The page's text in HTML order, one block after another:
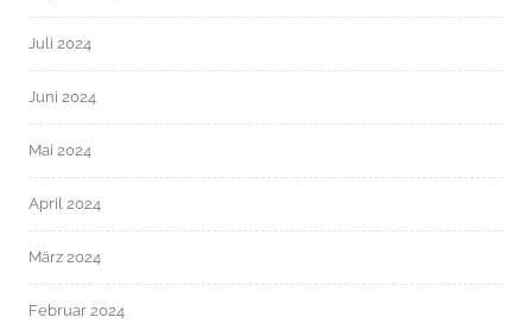
Juli 2024
Juni 2024
Mai 2024
April 2024
März 2024
Februar 2024